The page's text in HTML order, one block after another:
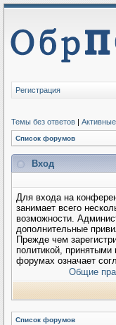
Регистрация
Темы без ответов |
Список форумов
Вход
Для входа на
занимает всего
возможности.
дополнительные
Прежде чем
политикой,
форумах означает
Общие
Список форумов